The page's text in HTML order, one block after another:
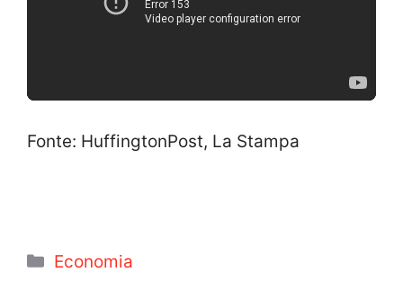
Fonte: HuffingtonPost, La Stampa
Categorie
Economia